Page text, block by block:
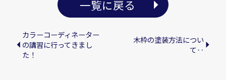
一覧に戻る
カラーコーディネーター
の講習に行ってきまし
た！
木枠の塗装方法につい
て‥